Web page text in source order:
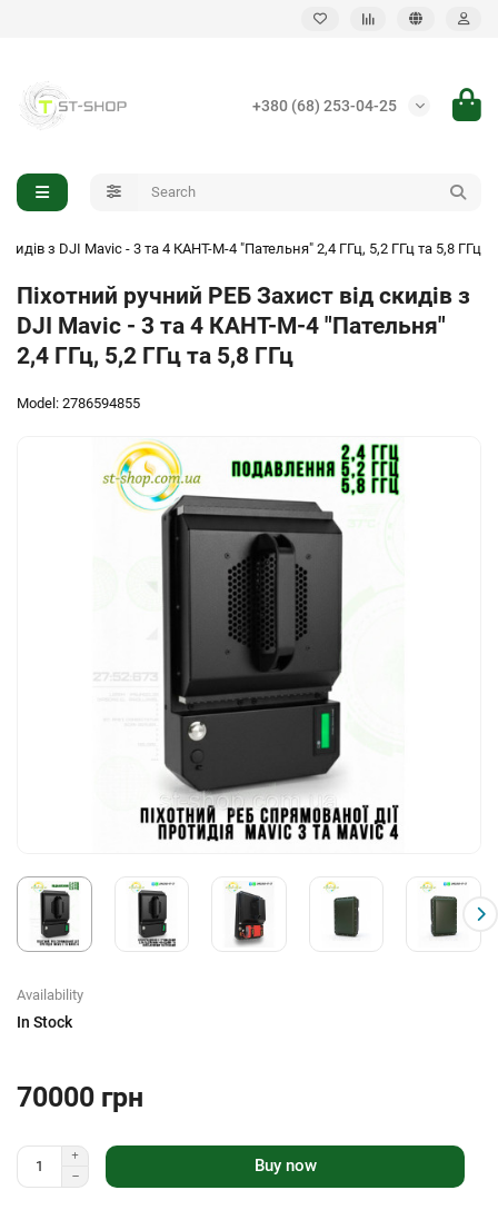
+380 (68) 253-04-25
Back
Vehicle-mounted EW system
з DJI Mavic - 3 та 4 КАНТ-M-4 "Пательня" 2,4 ГГц, 5,2 ГГц та 5,8 ГГц
Піхотний ручний РЕБ Захист від скидів з
DJI Mavic - 3 та 4 КАНТ-M-4 "Пательня"
2,4 ГГц, 5,2 ГГц та 5,8 ГГц
Model: 2786594855
Availability
In Stock
70000 грн
Buy now